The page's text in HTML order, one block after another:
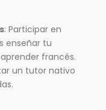
: Participar en
enseñar tu
francés.
un tutor nativo